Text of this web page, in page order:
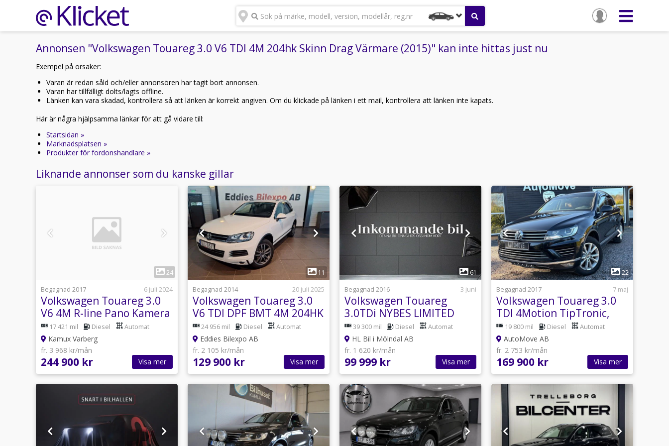
Sök på märke, modell, version, modellår, reg.nr
Annonsen "Volkswagen Touareg 3.0 V6 TDI 4M 204hk Skinn Drag Värmare (2015)" kan inte hittas just nu
Exempel på orsaker:
Varan är redan såld och/eller annonsören har tagit bort annonsen.
Varan har tillfälligt dolts/lagts offline.
Länken kan vara skadad, kontrollera så att länken är korrekt angiven. Om du klickade på länken i ett mail, kontrollera att länken inte kapats.
Här är några hjälpsamma länkar för att gå vidare till:
Startsidan »
Marknadsplatsen »
Produkter för fordonshandlare »
Liknande annonser som du kanske gillar
24
Begagnad 2017
6 juli 2024
Volkswagen Touareg 3.0
V6 4M R-line Pano Kamera
Drag 262hk
17 421 mil Diesel Automat
Kamux Varberg
fr. 3 968 kr/mån
244 900 kr Visa mer
1
11
Begagnad 2014
20 juli 2025
Volkswagen Touareg 3.0
V6 TDI DPF BMT 4M 204HK
24 956 mil Diesel Automat
Eddies Bilexpo AB
fr. 2 105 kr/mån
129 900 kr Visa mer
61
Begagnad 2016
3 juni
Volkswagen Touareg
3.0TDi NYBES LIMITED
EDITION / EXPORT 9551€
39 300 mil Diesel Automat
HL Bil i Mölndal AB
fr. 1 620 kr/mån
99 999 kr Visa mer
1
22
Begagnad 2017
7 maj
Volkswagen Touareg 3.0
TDI 4Motion TipTronic,
204hk
19 800 mil Diesel Automat
AutoMove AB
fr. 2 753 kr/mån
169 900 kr Visa mer